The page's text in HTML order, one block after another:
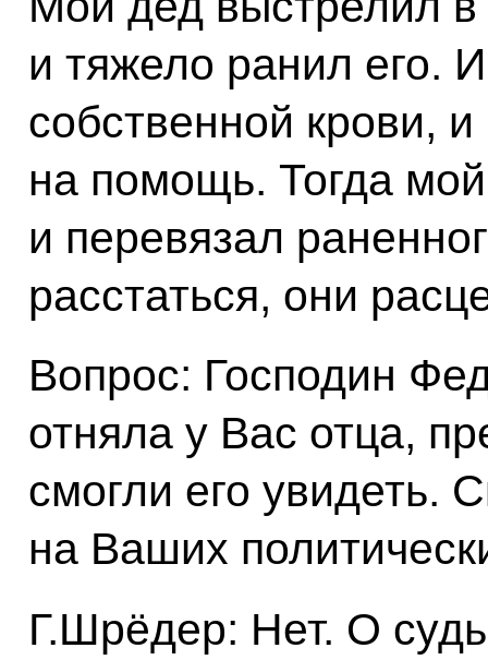
и тяжело ранил его.
собственной крови,
на помощь. Тогда
и перевязал
расстаться, они
Вопрос: Господин
отняла у Вас отца,
смогли его увидеть.
на Ваших
Г.Шрёдер: Нет. О